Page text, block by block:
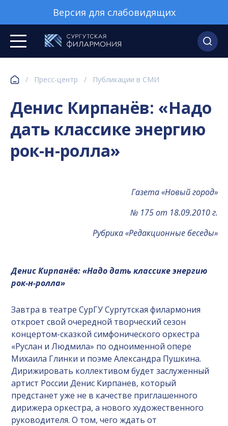
Версия для слабовидящих
/ Пресс-центр / Публикации в СМИ
Денис Кирпанёв: «Надо
дать классике энергию
рок-н-ролла»
Газета «Новый город»
№ 175 от 18.09.2010 г.
Рубрика «Редакционные беседы»
Денис Кирпанёв: «Надо дать классике энергию
рок-н-ролла»
Завтра в театре СурГУ Сургутская филармония
откроет свой очередной творческий сезон
концертом-сказкой симфонического оркестра
«Руслан и Людмила» по одноименной опере
Михаила Глинки и поэме Александра Пушкина.
Дирижировать коллективом будет заслуженный
артист России Денис Кирпанев, который
предстанет уже не в качестве приглашенного
дирижера оркестра, а нового художественного
руководителя. О том, чего ждать от